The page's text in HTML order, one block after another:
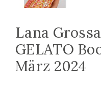
Lana Grossa
GELATO
März 2024